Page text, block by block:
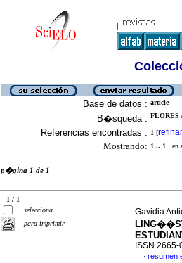
Base de datos : article
B�squeda : FLORES
Referencias encontradas : 1 [refinar
Mostrando: 1 .. 1 en
p�gina 1 de 1
1 / 1
selecciona
para imprimir
Gavidia
ISSN 2665-
· resumen